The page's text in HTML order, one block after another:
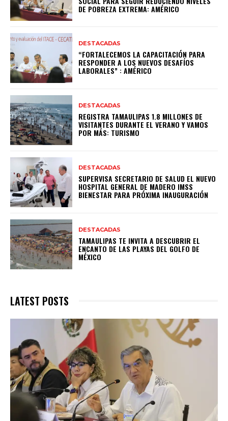
DE POBREZA EXTREMA: AMÉRICO
DESTACADAS
“FORTALECEMOS LA CAPACITACIÓN PARA
RESPONDER A LOS NUEVOS DESAFÍOS
LABORALES” : AMÉRICO
DESTACADAS
REGISTRA TAMAULIPAS 1.8 MILLONES DE
VISITANTES DURANTE EL VERANO Y VAMOS
POR MÁS: TURISMO
DESTACADAS
SUPERVISA SECRETARIO DE SALUD EL NUEVO
HOSPITAL GENERAL DE MADERO IMSS
BIENESTAR PARA PRÓXIMA INAUGURACIÓN
DESTACADAS
TAMAULIPAS TE INVITA A DESCUBRIR EL
ENCANTO DE LAS PLAYAS DEL GOLFO DE
MÉXICO
LATEST POSTS